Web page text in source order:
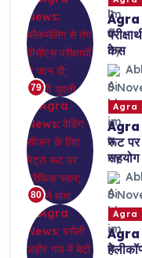
79
Agra
केस
80
Agra
Agra
रूट पर
सहयोग
Agra
Agra